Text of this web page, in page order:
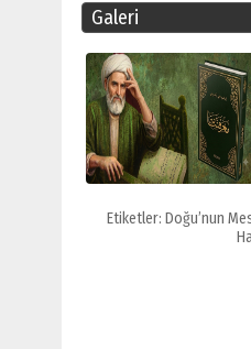
Galeri
Etiketler: Doğu’nun